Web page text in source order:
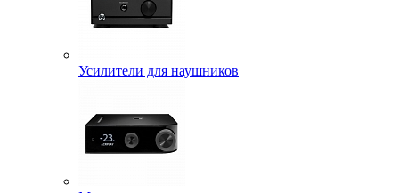
Усилители для наушников